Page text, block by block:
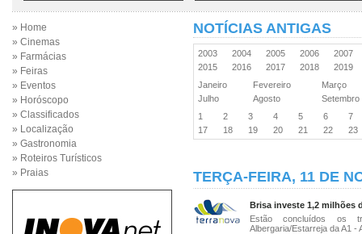
» Home
» Cinemas
» Farmácias
» Feiras
» Eventos
» Horóscopo
» Classificados
» Localização
» Gastronomia
» Roteiros Turísticos
» Praias
NOTÍCIAS ANTIGAS
2003 2004 2005 2006
2007
2015
2016 2017 2018
2019
Janeiro
Fevereiro
Março
Julho
Agosto
1
2 3 4 5 6
7
17
18 19 20 21 22 23
TERÇA-FEIRA, 11 DE
Brisa investe 1,2 milhões
Estão concluídos os
Albergaria/Estarreja da A1 -